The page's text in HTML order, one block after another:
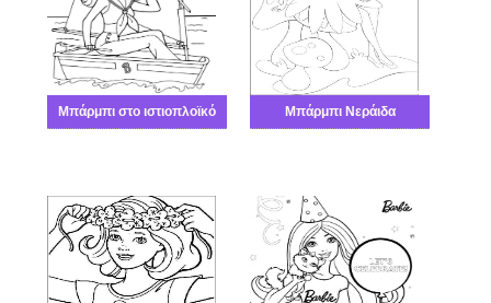
Μπάρμπι στο ιστιοπλοϊκό Μπάρμπι Νεράιδα